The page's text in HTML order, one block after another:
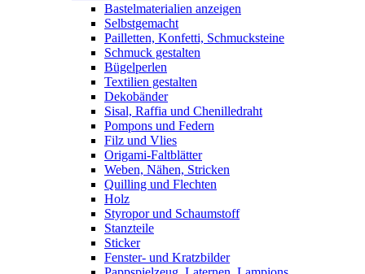
Bastelmaterialien anzeigen
Selbstgemacht
Pailletten, Konfetti, Schmucksteine
Schmuck gestalten
Bügelperlen
Textilien gestalten
Dekobänder
Sisal, Raffia und Chenilledraht
Pompons und Federn
Filz und Vlies
Origami-Faltblätter
Weben, Nähen, Stricken
Quilling und Flechten
Holz
Styropor und Schaumstoff
Stanzteile
Sticker
Fenster- und Kratzbilder